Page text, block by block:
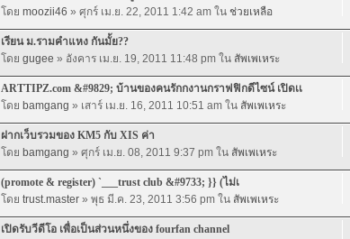
โดย moozii46 » ศุกร์ เม.ย. 22, 2011 1:42 am ใน ช่วยเหลือ
เรียน ม.รามคำแหง กันมั้ย??
โดย gugee » อังคาร เม.ย. 19, 2011 11:48 pm ใน สัพเพเหระ
ARTTIPZ.com &#9829; บ้านของคนรักกงานกราฟฟิกดีไซน์ เปิดเเ
โดย bamgang » เสาร์ เม.ย. 16, 2011 10:51 am ใน สัพเพเหระ
ฝากเว็บรวมของ KM5 กับ XIS ค่า
โดย bamgang » ศุกร์ เม.ย. 08, 2011 9:37 pm ใน สัพเพเหระ
(promote & register) `___trust club &#9733; }} (ไม่เ
โดย trust.master » พุธ มี.ค. 23, 2011 3:56 pm ใน สัพเพเหระ
เปิดรับวีดีโอ เพื่อเป็นส่วนหนึ่งของ fourfan channel